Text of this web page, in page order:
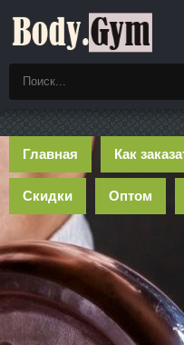
Главная Как
Скидки Оптом